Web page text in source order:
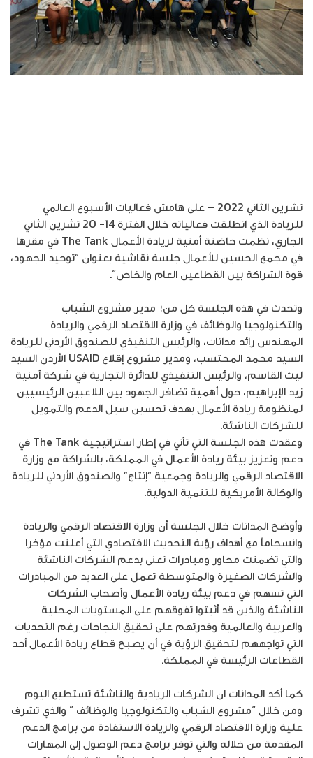
تشرين الثاني 2022 – على هامش فعاليات الأسبوع العالمي
للريادة الذي انطلقت فعالياته خلال الفترة 14- 20 تشرين الثاني
الجاري، نظمت حاضنة أمنية لريادة الأعمال The Tank في مقرها
في مجمع الحسين للأعمال جلسة نقاشية بعنوان “توحيد الجهود،
قوة الشراكة بين القطاعين العام والخاص”.
وتحدث في هذه الجلسة كل من؛ مدير مشروع الشباب
والتكنولوجيا والوظائف في وزارة الاقتصاد الرقمي والريادة
المهندس رائد مدانات، والرئيس التنفيذي للصندوق الأردني للريادة
السيد محمد المحتسب، ومدير مشروع إقلاع USAID الأردن السيد
ليث القاسم، والرئيس التنفيذي للدائرة التجارية في شركة أمنية
زيد الإبراهيم، حول أهمية تضافر الجهود بين اللاعبين الرئيسيين
لمنظومة ريادة الأعمال بهدف تحسين سبل الدعم والتمويل
للشركات الناشئة.
وعقدت هذه الجلسة التي تأتي في إطار استراتيجية The Tank في
دعم وتعزيز بيئة ريادة الأعمال في المملكة، بالشراكة مع وزارة
الاقتصاد الرقمي والريادة وجمعية “إنتاج” والصندوق الأردني للريادة
والوكالة الأمريكية للتنمية الدولية.
وأوضح المدانات خلال الجلسة أن وزارة الاقتصاد الرقمي والريادة
وانسجاماً مع أهداف رؤية التحديث الاقتصادي التي أعلنت مؤخرا
والتي تضمنت محاور ومبادرات تعنى بدعم الشركات الناشئة
والشركات الصغيرة والمتوسطة تعمل على العديد من المبادرات
التي تسهم في دعم بيئة ريادة الأعمال وأصحاب الشركات
الناشئة والذين قد أثبتوا تفوقهم على المستويات المحلية
والعربية والعالمية وقدرتهم على تحقيق النجاحات رغم التحديات
التي تواجههم لتحقيق الرؤية في أن يصبح قطاع ريادة الأعمال أحد
القطاعات الرئيسة في المملكة.
كما أكد المدانات ان الشركات الريادية والناشئة تستطيع اليوم
ومن خلال “مشروع الشباب والتكنولوجيا والوظائف ” والذي تشرف
علية وزارة الاقتصاد الرقمي والريادة الاستفادة من برامج الدعم
المقدمة من خلاله والتي توفر برامج دعم الوصول إلى المهارات